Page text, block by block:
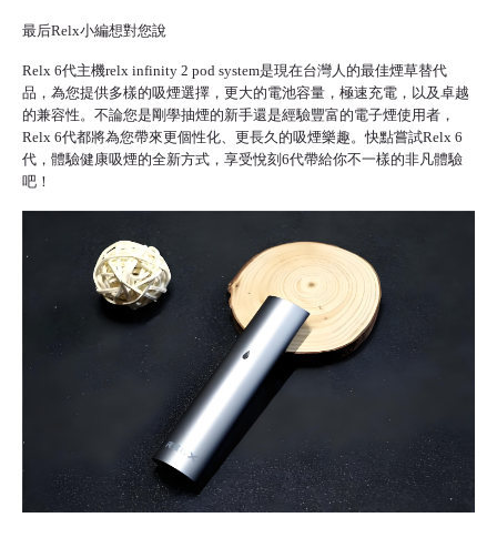
最后Relx小編想對您說
Relx 6代主機relx infinity 2 pod system是現在台灣人的最佳煙草替代
品，為您提供多樣的吸煙選擇，更大的電池容量，極速充電，以及卓越
的兼容性。不論您是剛學抽煙的新手還是經驗豐富的電子煙使用者，
Relx 6代都將為您帶來更個性化、更長久的吸煙樂趣。快點嘗試Relx 6
代，體驗健康吸煙的全新方式，享受悅刻6代帶給你不一樣的非凡體驗
吧！